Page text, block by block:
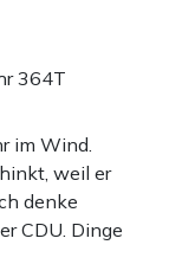
364T
im Wind.
weil er
denke
CDU. Dinge